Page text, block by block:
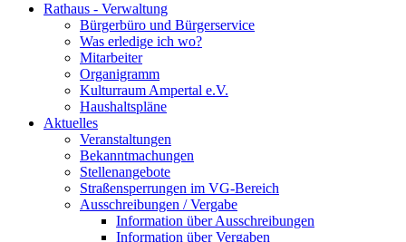
Rathaus - Verwaltung
Bürgerbüro und Bürgerservice
Was erledige ich wo?
Mitarbeiter
Organigramm
Kulturraum Ampertal e.V.
Haushaltspläne
Aktuelles
Veranstaltungen
Bekanntmachungen
Stellenangebote
Straßensperrungen im VG-Bereich
Ausschreibungen / Vergabe
Information über Ausschreibungen
Information über Vergaben